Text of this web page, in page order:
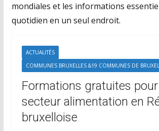
mondiales et les informations
quotidien en un seul endroit.
ACTUALITÉS
COMMUNES BRUXELLES &19 COMMUNES DE
Formations gratuites
secteur alimentation en
bruxelloise